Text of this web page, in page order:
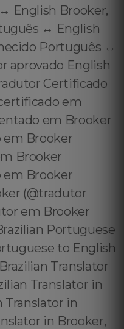
English Brooker,
↔️ English
Português ↔️
aprovado English
Certificado
em
em Brooker
em Brooker
Brooker
em Brooker
(@tradutor
em Brooker
Portuguese
to English
Translator
Translator in
Translator in
in Brooker,